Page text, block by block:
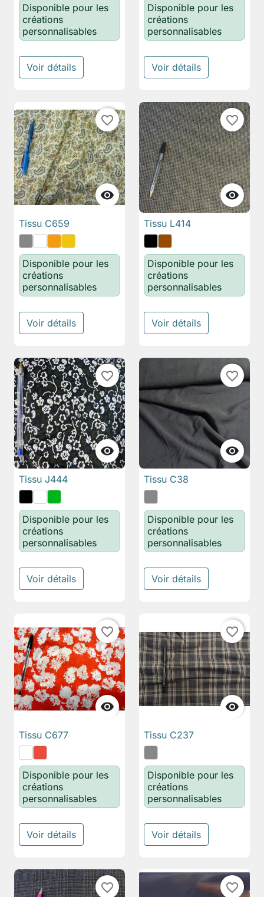
Disponible pour les
créations
personnalisables
Voir détails
Disponible pour les
créations
personnalisables
Voir détails

favorite_border
Tissu C659
Disponible pour les
créations
personnalisables
Voir détails

favorite_border
Tissu L414
Disponible pour les
créations
personnalisables
Voir détails

favorite_border
Tissu J444
Disponible pour les
créations
personnalisables
Voir détails

favorite_border
Tissu C38
Disponible pour les
créations
personnalisables
Voir détails

favorite_border
Tissu C677
Disponible pour les
créations
personnalisables
Voir détails

favorite_border
Tissu C237
Disponible pour les
créations
personnalisables
Voir détails
favorite_border favorite_border